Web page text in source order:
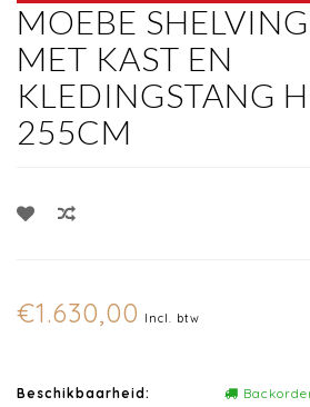
MOEBE
MET KAST EN
KLEDINGSTANG
255CM
€1.630,00 Incl. btw
Beschikbaarheid: